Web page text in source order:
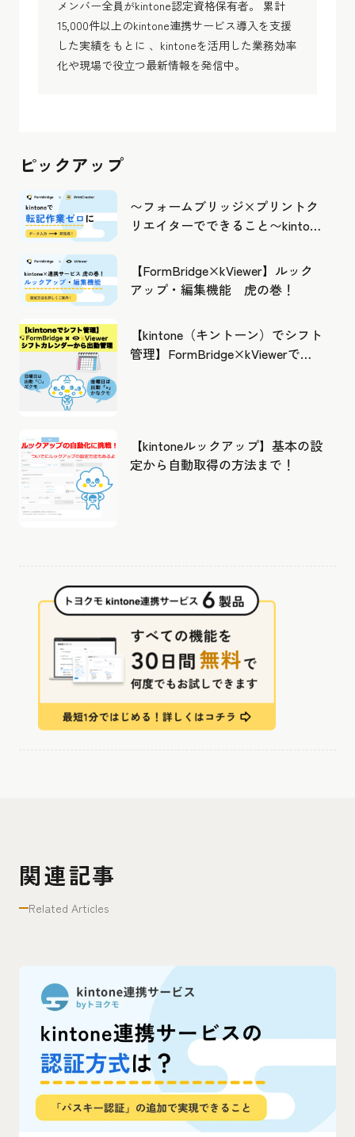
メンバー全員がkintone認定資格保有者。 累計
15,000件以上のkintone連携サービス導入を支援
した実績をもとに 、kintoneを活用した業務効率
化や現場で役立つ最新情報を発信中。
ピックアップ
〜フォームブリッジ×プリントク
リエイターでできること〜kintone
【FormBridge×kViewer】ルック
アップ・編集機能 虎の巻！
【kintone（キントーン）でシフト
管理】FormBridge×kViewerで作
【kintoneルックアップ】基本の設
定から自動取得の方法まで！
関連記事
Related Articles